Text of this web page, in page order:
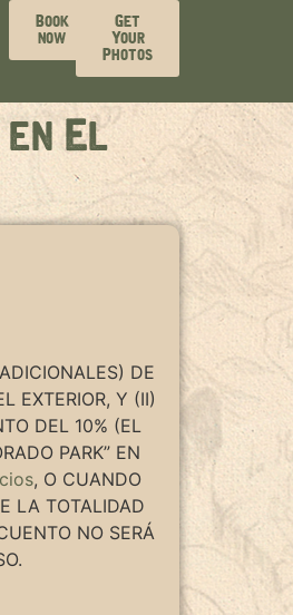
Book
now
Get
Your
Photos
en El
DE
EXTERIOR, Y (II)
DEL 10% (EL
PARK” EN
, O CUANDO
LA TOTALIDAD
NO SERÁ